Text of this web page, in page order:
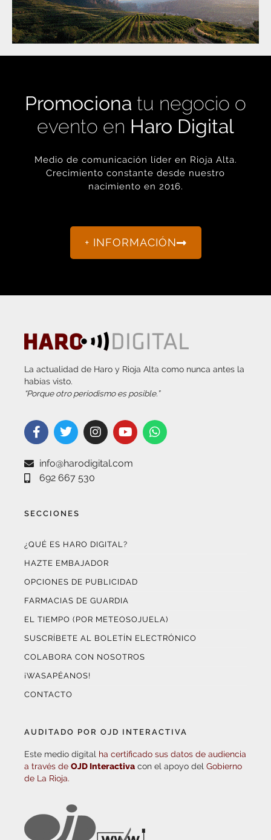
Promociona tu negocio o
evento en Haro Digital
Medio de comunicación líder en Rioja Alta.
Crecimiento constante desde nuestro
nacimiento en 2016.
+ INFORMACIÓN
La actualidad de Haro y Rioja Alta como nunca antes la
habías visto.
“Porque otro periodismo es posible.”
info@harodigital.com
692 667 530
SECCIONES
¿QUÉ ES HARO DIGITAL?
HAZTE EMBAJADOR
OPCIONES DE PUBLICIDAD
FARMACIAS DE GUARDIA
EL TIEMPO (POR METEOSOJUELA)
SUSCRÍBETE AL BOLETÍN ELECTRÓNICO
COLABORA CON NOSOTROS
¡WASAPÉANOS!
CONTACTO
AUDITADO POR OJD INTERACTIVA
Este medio digital ha certificado sus datos de audiencia
a través de OJD Interactiva con el apoyo del Gobierno
de La Rioja.